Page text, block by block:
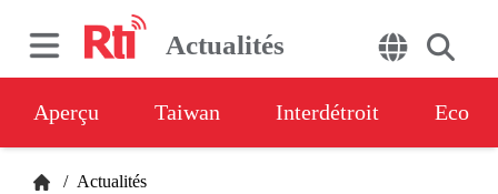
Actualités
Aperçu Taiwan Interdétroit Eco
/ Actualités